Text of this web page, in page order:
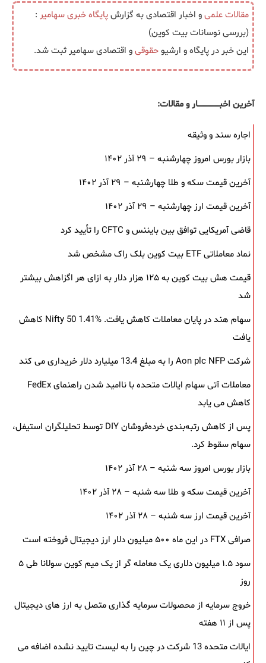
مقالات علمیو اخبار اقتصادی به گزارشپایگاه خبریسهامیر :
(بررسی نوسانات بیت کوین)
این خبر در پایگاه و ارشیوحقوقیو اقتصادی سهامیر ثبت شد.
آخرین اخبــــــــــــــــــار و مقالات:
اجاره سند و وثیقه
بازار بورس امروز چهارشنبه – ۲۹ آذر ۱۴۰۲
آخرین قیمت سکه و طلا چهارشنبه – ۲۹ آذر ۱۴۰۲
آخرین قیمت ارز چهارشنبه – ۲۹ آذر ۱۴۰۲
قاضی آمریکایی توافق بین بایننس و CFTC را تأیید کرد
نماد معاملاتی ETF بیت کوین بلک ‌راک مشخص شد
قیمت هش بیت کوین به ۱۲۵ هزار دلار به‌ ازای هر اگزاهش بیشتر
شد
سهام هند در پایان معاملات کاهش یافت. Nifty 50 1.41% کاهش
یافت
شرکت Aon plc NFP را به مبلغ 13.4 میلیارد دلار خریداری می کند
معاملات آتی سهام ایالات متحده با ناامید شدن راهنمای FedEx
کاهش می یابد
پس از کاهش رتبه‌بندی خرده‌فروشان DIY توسط تحلیلگران استیفل،
سهام سقوط کرد.
بازار بورس امروز سه شنبه – ۲۸ آذر ۱۴۰۲
آخرین قیمت سکه و طلا سه شنبه – ۲۸ آذر ۱۴۰۲
آخرین قیمت ارز سه شنبه – ۲۸ آذر ۱۴۰۲
صرافی FTX در این ماه ۵۰۰ میلیون دلار ارز دیجیتال فروخته است
سود ۱.۵ میلیون دلاری یک معامله ‌گر از یک میم‌ کوین سولانا طی ۵
روز
خروج سرمایه از محصولات سرمایه ‌گذاری متصل به ارز های دیجیتال
پس از ۱۱ هفته
ایالات متحده 13 شرکت در چین را به لیست تایید نشده اضافه می